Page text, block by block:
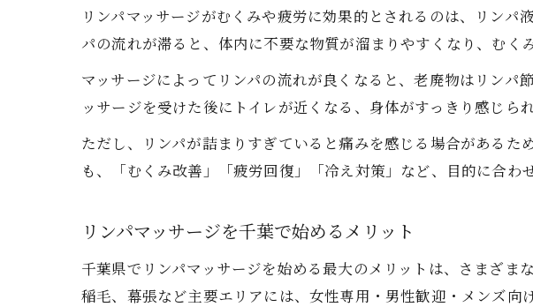
信頼できる施
コストパフォ
千葉で男性も歓迎
男性歓迎の千
千葉で男性が
メンズ向けリ
リンパマッサージがむくみや疲労に効果的とされるのは、リン
パの流れが滞ると、体内に不要な物質が溜まりやすくなり、むく
マッサージによってリンパの流れが良くなると、老廃物はリン
ッサージを受けた後にトイレが近くなる、身体がすっきり感じら
ただし、リンパが詰まりすぎていると痛みを感じる場合がある
も、「むくみ改善」「疲労回復」「冷え対策」など、目的に合わ
リンパマッサージを千葉で始めるメリット
千葉県でリンパマッサージを始める最大のメリットは、さまざ
稲毛、幕張など主要エリアには、女性専用・男性歓迎・メンズ向